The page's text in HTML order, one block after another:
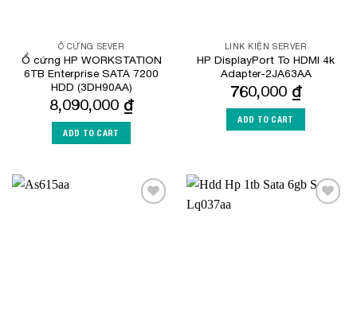
Ổ CỨNG SEVER
Ổ cứng HP WORKSTATION
6TB Enterprise SATA 7200
HDD (3DH90AA)
8,090,000 ₫
ADD TO CART
LINK KIỆN SERVER
HP DisplayPort To HDMI 4k
Adapter-2JA63AA
760,000 ₫
ADD TO CART